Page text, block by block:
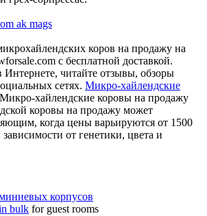
ak mags
коров на продажу на
с бесплатной доставкой.
Интернете, читайте отзывы, обзоры
сетях. Микро-хайлендские
Микро-хайлендские коровы на продажу
коровы на продажу может
когда цены варьируются от 1500
от генетики, цвета и
корпусов
bulk for guest rooms